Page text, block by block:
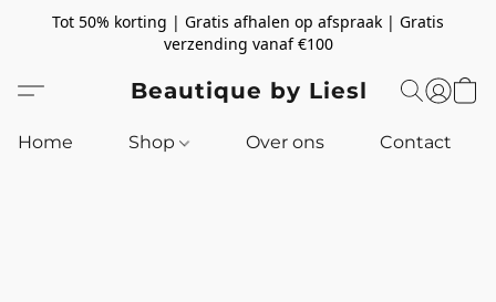
Tot 50% korting | Gratis afhalen op afspraak | Gratis
verzending vanaf €100
Beautique by Liesl
Home Shop Over ons Contact